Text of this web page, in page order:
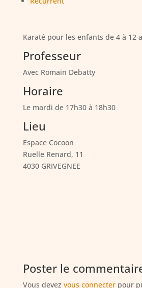
Karaté pour les enfants de 4 à 12
Professeur
Avec Romain Debatty
Horaire
Le mardi de 17h30 à 18h30
Lieu
Espace Cocoon
Ruelle Renard, 11
4030 GRIVEGNEE
Poster le
Vous devez vous connecterpour